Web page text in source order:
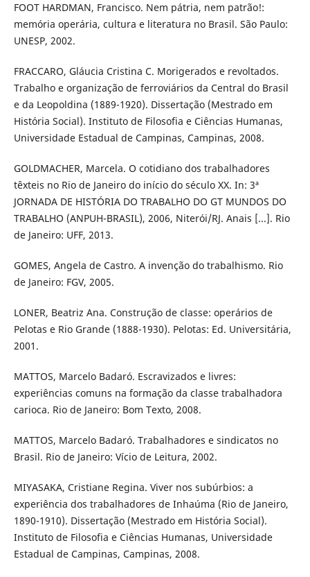
FOOT HARDMAN, Francisco. Nem pátria, nem patrão!:
memória operária, cultura e literatura no Brasil. São Paulo:
UNESP, 2002.
FRACCARO, Gláucia Cristina C. Morigerados e revoltados.
Trabalho e organização de ferroviários da Central do Brasil
e da Leopoldina (1889-1920). Dissertação (Mestrado em
História Social). Instituto de Filosofia e Ciências Humanas,
Universidade Estadual de Campinas, Campinas, 2008.
GOLDMACHER, Marcela. O cotidiano dos trabalhadores
têxteis no Rio de Janeiro do início do século XX. In: 3ª
JORNADA DE HISTÓRIA DO TRABALHO DO GT MUNDOS DO
TRABALHO (ANPUH-BRASIL), 2006, Niterói/RJ. Anais [...]. Rio
de Janeiro: UFF, 2013.
GOMES, Angela de Castro. A invenção do trabalhismo. Rio
de Janeiro: FGV, 2005.
LONER, Beatriz Ana. Construção de classe: operários de
Pelotas e Rio Grande (1888-1930). Pelotas: Ed. Universitária,
2001.
MATTOS, Marcelo Badaró. Escravizados e livres:
experiências comuns na formação da classe trabalhadora
carioca. Rio de Janeiro: Bom Texto, 2008.
MATTOS, Marcelo Badaró. Trabalhadores e sindicatos no
Brasil. Rio de Janeiro: Vício de Leitura, 2002.
MIYASAKA, Cristiane Regina. Viver nos subúrbios: a
experiência dos trabalhadores de Inhaúma (Rio de Janeiro,
1890-1910). Dissertação (Mestrado em História Social).
Instituto de Filosofia e Ciências Humanas, Universidade
Estadual de Campinas, Campinas, 2008.